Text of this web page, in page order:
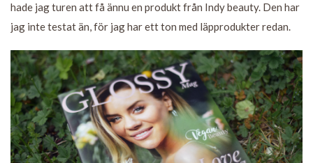
hade jag turen att få ännu en produkt från Indy beauty. Den har
jag inte testat än, för jag har ett ton med läpprodukter redan.